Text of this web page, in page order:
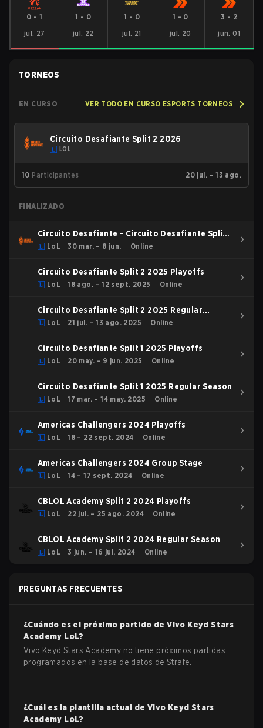
0 - 1
jul. 27
1 - 0
jul. 22
1 - 0
jul. 21
1 - 0
jul. 20
3 - 2
jun. 01
TORNEOS
EN CURSO VER TODO EN CURSO ESPORTS TORNEOS
Circuito Desafiante Split 2 2026
LOL
10 Participantes 20 jul. – 13 ago.
FINALIZADO
Circuito Desafiante - Circuito Desafiante Split 1
2026
LoL 30 mar. – 8 jun. Online
Circuito Desafiante Split 2 2025 Playoffs
LoL 18 ago. – 12 sept. 2025 Online
Circuito Desafiante Split 2 2025 Regular
Season
LoL 21 jul. – 13 ago. 2025 Online
Circuito Desafiante Split 1 2025 Playoffs
LoL 20 may. – 9 jun. 2025 Online
Circuito Desafiante Split 1 2025 Regular Season
LoL 17 mar. – 14 may. 2025 Online
Americas Challengers 2024 Playoffs
LoL 18 – 22 sept. 2024 Online
Americas Challengers 2024 Group Stage
LoL 14 – 17 sept. 2024 Online
CBLOL Academy Split 2 2024 Playoffs
LoL 22 jul. – 25 ago. 2024 Online
CBLOL Academy Split 2 2024 Regular Season
LoL 3 jun. – 16 jul. 2024 Online
PREGUNTAS FRECUENTES
¿Cuándo es el próximo partido deVivo Keyd Stars
Academy LoL?
Vivo Keyd Stars Academy no tiene próximos partidas
programados en la base de datos de Strafe.
¿Cuál es la plantilla actual de Vivo Keyd Stars
Academy LoL?